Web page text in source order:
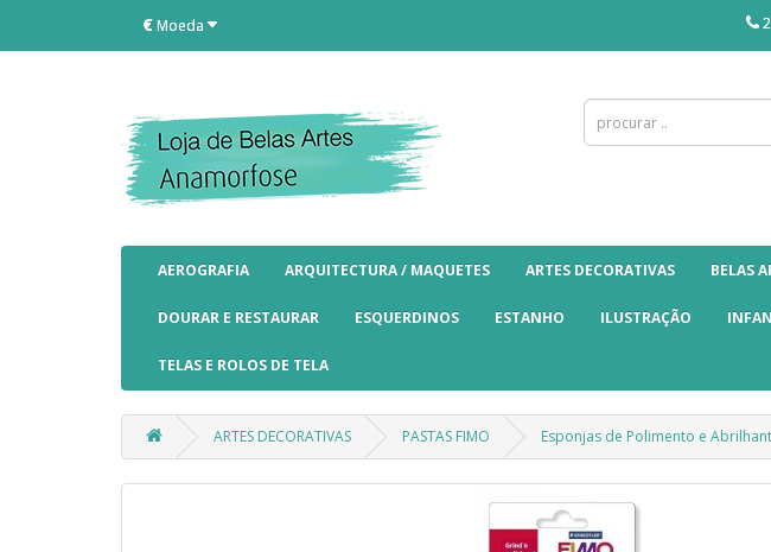
€Moeda
AEROGRAFIA ARQUITECTURA / MAQUETES ARTES DECORATIVAS BELAS
DOURAR E RESTAURAR ESQUERDINOS ESTANHO ILUSTRAÇÃO
TELAS E ROLOS DE TELA
ARTES DECORATIVAS PASTAS FIMO Esponjas de Polimento e